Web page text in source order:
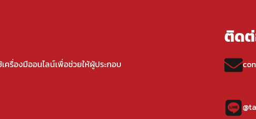
ครื่องมืออนไลน์เพื่อช่วยให้ผู้ประกอบ
ติดต่